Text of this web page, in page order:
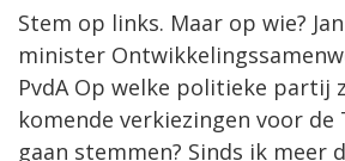
Stem op links. Maar op wie?
minister
PvdA Op welke politieke partij
komende verkiezingen voor de
gaan stemmen? Sinds ik meer